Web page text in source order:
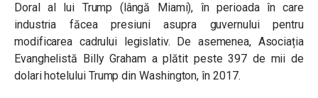
Doral al lui Trump (lângă Miami), în perioada în care
industria făcea presiuni asupra guvernului pentru
modificarea cadrului legislativ. De asemenea, Asociația
Evanghelistă Billy Graham a plătit peste 397 de mii de
dolari hotelului Trump din Washington, în 2017.